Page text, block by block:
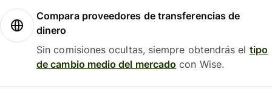
Compara proveedores de transferencias de
dinero
Sin comisiones ocultas, siempre obtendrás el tipo
de cambio medio del mercado con Wise.